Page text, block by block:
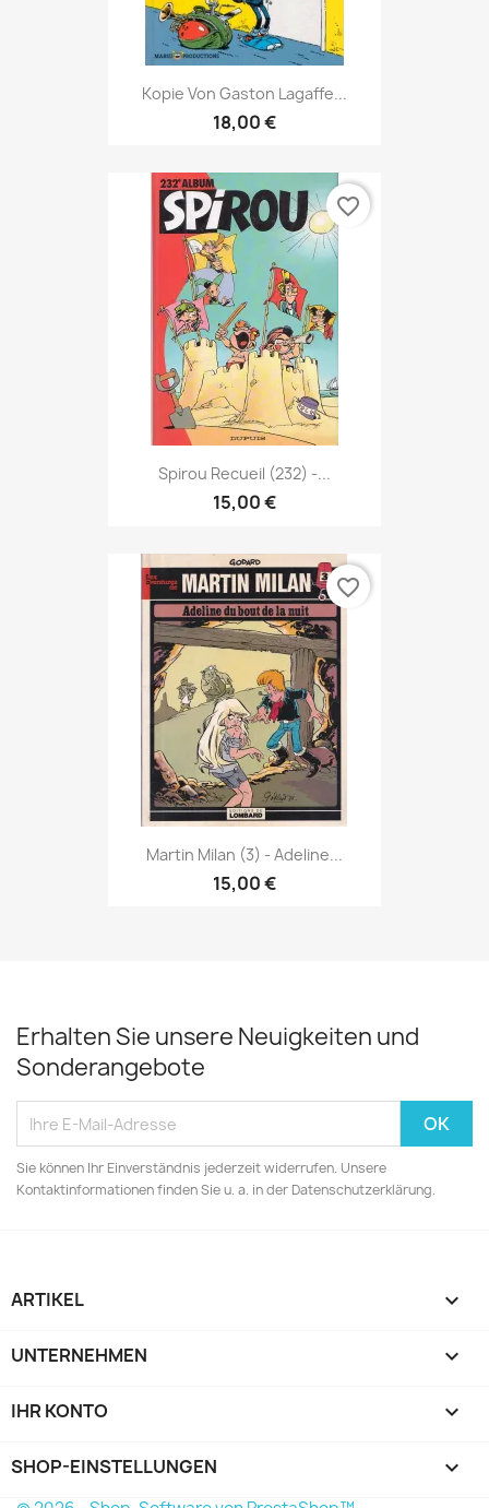
Kopie Von Gaston Lagaffe...
18,00 €
Spirou Recueil (232) -...
15,00 €
favorite_border
Martin Milan (3) - Adeline...
15,00 €
favorite_border
Erhalten Sie unsere Neuigkeiten und
Sonderangebote
Sie können Ihr Einverständnis jederzeit widerrufen. Unsere
Kontaktinformationen finden Sie u. a. in der Datenschutzerklärung.
ARTIKEL 
UNTERNEHMEN 
IHR KONTO 
SHOP-EINSTELLUNGEN keyboard_arrow_down